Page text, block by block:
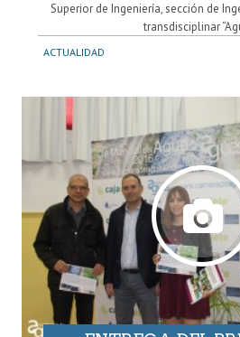
Superior de Ingeniería, sección de
transdisciplinar
ACTUALIDAD